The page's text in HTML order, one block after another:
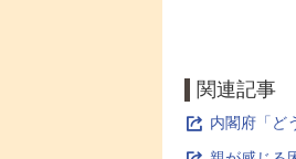
関連記事
内閣府「ど